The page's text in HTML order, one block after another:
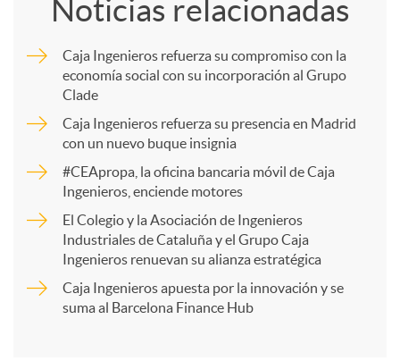
r
Noticias relacionadas
Caja Ingenieros refuerza su compromiso con la
economía social con su incorporación al Grupo
Clade
Caja Ingenieros refuerza su presencia en Madrid
con un nuevo buque insignia
#CEApropa, la oficina bancaria móvil de Caja
Ingenieros, enciende motores
El Colegio y la Asociación de Ingenieros
Industriales de Cataluña y el Grupo Caja
Ingenieros renuevan su alianza estratégica
Caja Ingenieros apuesta por la innovación y se
suma al Barcelona Finance Hub